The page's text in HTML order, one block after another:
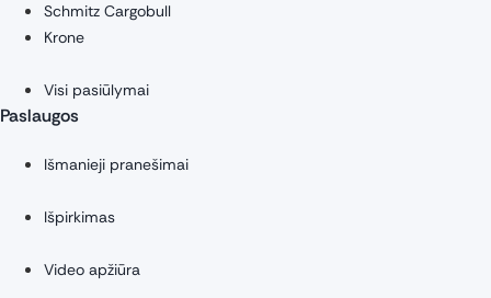
Schmitz Cargobull
Krone
Visi pasiūlymai
Paslaugos
Išmanieji pranešimai
Išpirkimas
Video apžiūra